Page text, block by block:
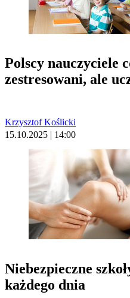
Polscy nauczyciele
zestresowani, ale
Krzysztof Koślicki
15.10.2025 | 14:00
Niebezpieczne
każdego dnia